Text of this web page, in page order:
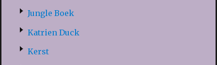
Jungle Boek
Katrien Duck
Kerst